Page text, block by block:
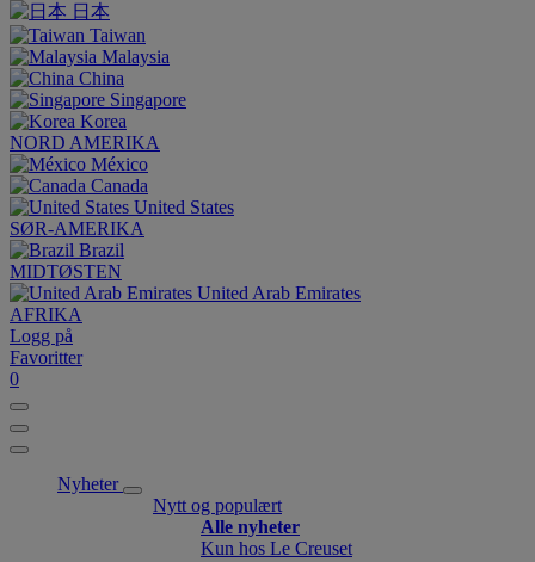
日本
Taiwan
Malaysia
China
Singapore
Korea
NORD AMERIKA
México
Canada
United States
SØR-AMERIKA
Brazil
MIDTØSTEN
United Arab Emirates
AFRIKA
Logg på
Favoritter
0
Nyheter
Nytt og populært
Alle nyheter
Kun hos Le Creuset